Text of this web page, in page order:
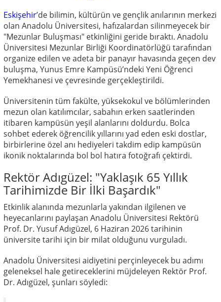
Eskişehir’de bilimin, kültürün ve gençlik anılarının merkezi
olan Anadolu Üniversitesi, hafızalardan silinmeyecek bir
"Mezunlar Buluşması" etkinliğini geride bıraktı. Anadolu
Üniversitesi Mezunlar Birliği Koordinatörlüğü tarafından
organize edilen ve adeta bir panayır havasında geçen dev
buluşma, Yunus Emre Kampüsü’ndeki Yeni Öğrenci
Yemekhanesi ve çevresinde gerçekleştirildi.
Üniversitenin tüm fakülte, yüksekokul ve bölümlerinden
mezun olan katılımcılar, sabahın erken saatlerinden
itibaren kampüsün yeşil alanlarını doldurdu. Bolca
sohbet ederek öğrencilik yıllarını yad eden eski dostlar,
birbirlerine özel anı hediyeleri takdim edip kampüsün
ikonik noktalarında bol bol hatıra fotoğrafı çektirdi.
Rektör Adıgüzel: "Yaklaşık 65 Yıllık
Tarihimizde Bir İlki Başardık"
Etkinlik alanında mezunlarla yakından ilgilenen ve
heyecanlarını paylaşan Anadolu Üniversitesi Rektörü
Prof. Dr. Yusuf Adıgüzel, 6 Haziran 2026 tarihinin
üniversite tarihi için bir milat olduğunu vurguladı.
Anadolu Üniversitesi aidiyetini perçinleyecek bu adımı
geleneksel hale getireceklerini müjdeleyen Rektör Prof.
Dr. Adıgüzel, şunları söyledi: